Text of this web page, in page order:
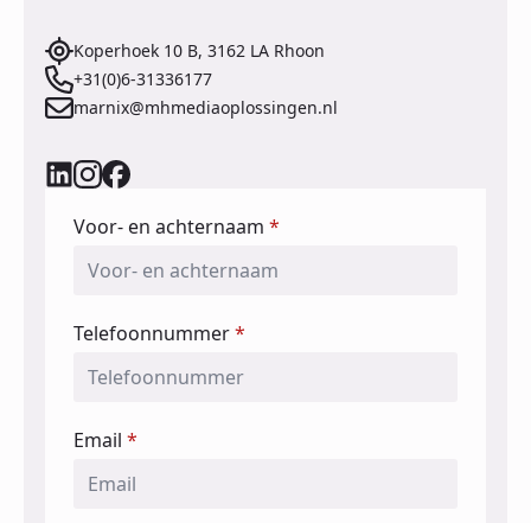
Koperhoek 10 B, 3162 LA Rhoon
+31(0)6-31336177
marnix@mhmediaoplossingen.nl
Voor- en achternaam *
Telefoonnummer*
Email *